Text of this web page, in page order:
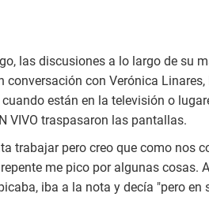
las discusiones a lo largo de su
conversación con Verónica
están en la televisión o
VIVO traspasaron las pantallas.
trabajar pero creo que como nos
me pico por algunas cosas.
iba a la nota y decía "pero en